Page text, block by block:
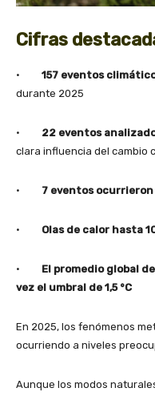
Cifras
· 157 eventos
durante 2025
· 22 eventos
clara influencia del cambio
· 7 eventos ocurrieron
· Olas de calor hasta
· El promedio global
vez el umbral de 1,5 °C
En 2025, los fenómenos
ocurriendo a niveles
Aunque los modos